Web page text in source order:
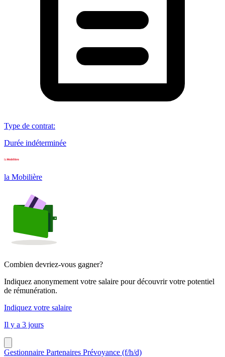
Type de contrat:
Durée indéterminée
la Mobilière
Combien devriez-vous gagner?
Indiquez anonymement votre salaire pour découvrir votre potentiel
de rémunération.
Indiquez votre salaire
Il y a 3 jours
Gestionnaire Partenaires Prévoyance (f/h/d)